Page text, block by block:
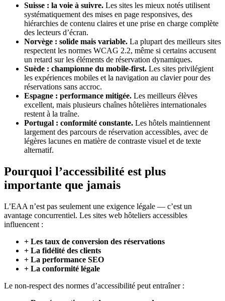
Suisse : la voie à suivre. Les sites les mieux notés utilisent
systématiquement des mises en page responsives, des
hiérarchies de contenu claires et une prise en charge complète
des lecteurs d’écran.
Norvège : solide mais variable. La plupart des meilleurs sites
respectent les normes WCAG 2.2, même si certains accusent
un retard sur les éléments de réservation dynamiques.
Suède : championne du mobile-first. Les sites privilégient
les expériences mobiles et la navigation au clavier pour des
réservations sans accroc.
Espagne : performance mitigée. Les meilleurs élèves
excellent, mais plusieurs chaînes hôtelières internationales
restent à la traîne.
Portugal : conformité constante. Les hôtels maintiennent
largement des parcours de réservation accessibles, avec de
légères lacunes en matière de contraste visuel et de texte
alternatif.
Pourquoi l’accessibilité est plus
importante que jamais
L’EAA n’est pas seulement une exigence légale — c’est un
avantage concurrentiel. Les sites web hôteliers accessibles
influencent :
+ Les taux de conversion des réservations
+ La fidélité des clients
+ La performance SEO
+ La conformité légale
Le non-respect des normes d’accessibilité peut entraîner :